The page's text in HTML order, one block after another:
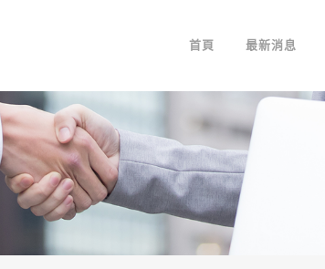
首頁 最新消息